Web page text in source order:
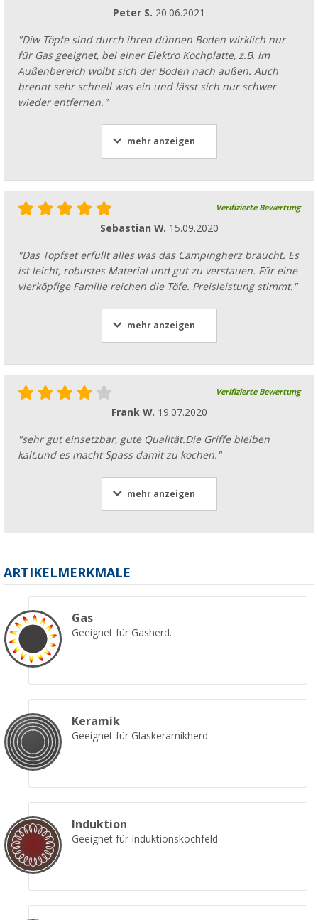
Peter S. 20.06.2021
"Diw Töpfe sind durch ihren dünnen Boden wirklich nur
für Gas geeignet, bei einer Elektro Kochplatte, z.B. im
Außenbereich wölbt sich der Boden nach außen. Auch
brennt sehr schnell was ein und lässt sich nur schwer
wieder entfernen."
mehr anzeigen
Verifizierte Bewertung
Sebastian W. 15.09.2020
"Das Topfset erfüllt alles was das Campingherz braucht. Es
ist leicht, robustes Material und gut zu verstauen. Für eine
vierköpfige Familie reichen die Töfe. Preisleistung stimmt."
mehr anzeigen
Verifizierte Bewertung
Frank W. 19.07.2020
"sehr gut einsetzbar, gute Qualität.Die Griffe bleiben
kalt,und es macht Spass damit zu kochen."
mehr anzeigen
ARTIKELMERKMALE
Gas
Geeignet für Gasherd.
Keramik
Geeignet für Glaskeramikherd.
Induktion
Geeignet für Induktionskochfeld